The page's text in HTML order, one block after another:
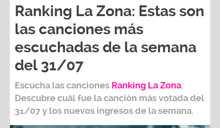
Ranking La Zona: Estas son
las canciones más
escuchadas de la semana
del 31/07
Escucha las canciones Ranking La Zona.
Descubre cuál fue la canción más votada del
31/07y los nuevos ingresos de la semana.